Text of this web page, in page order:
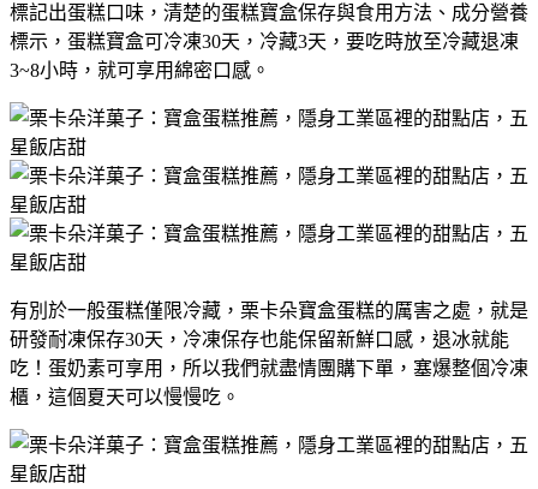
標記出蛋糕口味，清楚的蛋糕寶盒保存與食用方法、成分營養
標示，蛋糕寶盒可冷凍30天，冷藏3天，要吃時放至冷藏退凍
3~8小時，就可享用綿密口感。
有別於一般蛋糕僅限冷藏，栗卡朵寶盒蛋糕的厲害之處，就是
研發耐凍保存30天，冷凍保存也能保留新鮮口感，退冰就能
吃！蛋奶素可享用，所以我們就盡情團購下單，塞爆整個冷凍
櫃，這個夏天可以慢慢吃。